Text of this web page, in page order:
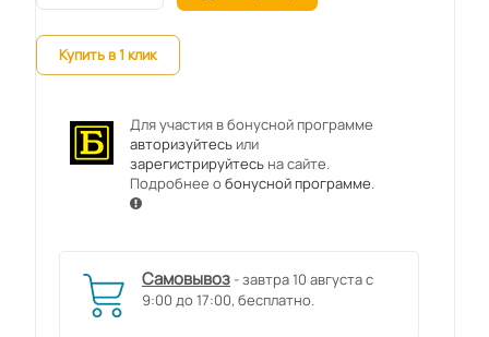
Купить в 1 клик
Для участия в бонусной программе
авторизуйтесьили
зарегистрируйтесьна сайте.
Подробнее обонусной программе.
Самовывоз - завтра 10 августа с
9:00 до 17:00, бесплатно.